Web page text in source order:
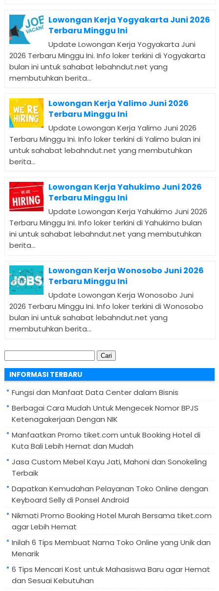
Lowongan Kerja Yogyakarta Juni 2026
Terbaru Minggu Ini
Update Lowongan Kerja Yogyakarta Juni
2026 Terbaru Minggu Ini. Info loker terkini di Yogyakarta
bulan ini untuk sahabat lebahndut.net yang
membutuhkan berita...
Lowongan Kerja Yalimo Juni 2026
Terbaru Minggu Ini
Update Lowongan Kerja Yalimo Juni 2026
Terbaru Minggu Ini. Info loker terkini di Yalimo bulan ini
untuk sahabat lebahndut.net yang membutuhkan
berita...
Lowongan Kerja Yahukimo Juni 2026
Terbaru Minggu Ini
Update Lowongan Kerja Yahukimo Juni 2026
Terbaru Minggu Ini. Info loker terkini di Yahukimo bulan
ini untuk sahabat lebahndut.net yang membutuhkan
berita...
Lowongan Kerja Wonosobo Juni 2026
Terbaru Minggu Ini
Update Lowongan Kerja Wonosobo Juni
2026 Terbaru Minggu Ini. Info loker terkini di Wonosobo
bulan ini untuk sahabat lebahndut.net yang
membutuhkan berita...
Cari
untuk:
INFORMASI TERBARU
Fungsi dan Manfaat Data Center dalam Bisnis
Berbagai Cara Mudah Untuk Mengecek Nomor BPJS
Ketenagakerjaan Dengan NIK
Manfaatkan Promo tiket.com untuk Booking Hotel di
Kuta Bali Lebih Hemat dan Mudah
Jasa Custom Mebel Kayu Jati, Mahoni dan Sonokeling
Terbaik
Dapatkan Kemudahan Pelayanan Toko Online dengan
Keyboard Selly di Ponsel Android
Nikmati Promo Booking Hotel Murah Bersama tiket.com
agar Lebih Hemat
Inilah 6 Tips Membuat Nama Toko Online yang Unik dan
Menarik
6 Tips Mencari Kost untuk Mahasiswa Baru agar Hemat
dan Sesuai Kebutuhan